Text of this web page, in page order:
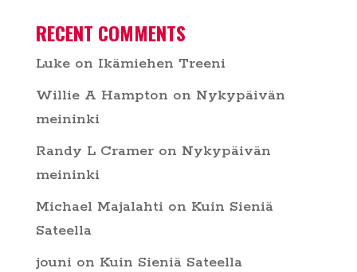
RECENT COMMENTS
Lukeon Ikämiehen Treeni
Willie A Hampton on Nykypäivän
meininki
Randy L Crameron Nykypäivän
meininki
Michael Majalahti on Kuin Sieniä
Sateella
jouni on Kuin Sieniä Sateella